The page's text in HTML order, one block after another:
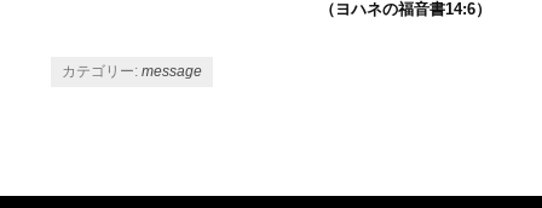
（ヨハネの福音書14:6）
カテゴリー:message